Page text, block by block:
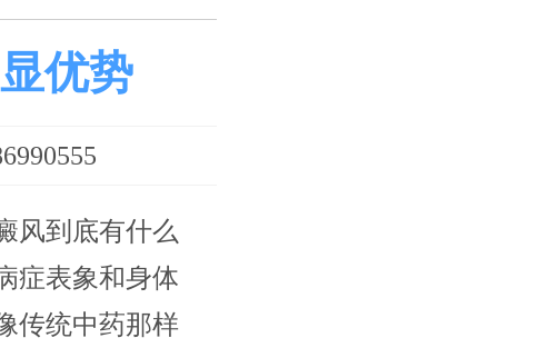
优势
风到底有什么
症表象和身体
传统中药那样